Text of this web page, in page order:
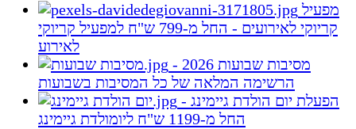
מפעיל
קריוקי לאירועים - החל מ-799 ש"ח למפעיל קריוקי
לאירוע
מסיבות שבועות 2026 -
הרשימה המלאה של כל המסיבות בשבועות
הפעלת יום הולדת גיימינג -
החל מ-1199 ש"ח ליומולדת גיימינג